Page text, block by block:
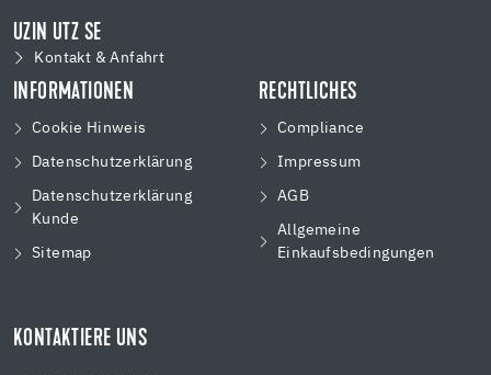
UZIN UTZ SE
Kontakt & Anfahrt
INFORMATIONEN
Cookie Hinweis
Datenschutzerklärung
Datenschutzerklärung
Kunde
Sitemap
RECHTLICHES
Compliance
Impressum
AGB
Allgemeine
Einkaufsbedingungen
KONTAKTIERE UNS